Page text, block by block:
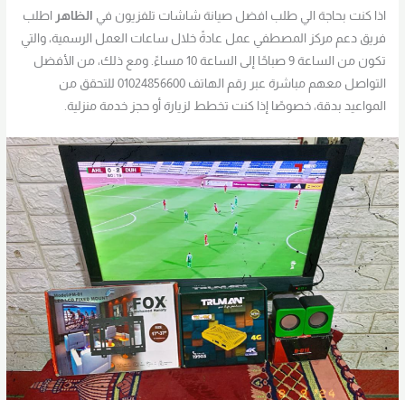
اذا كنت بحاجة الي طلب افضل صيانة شاشات تلفزيون في الظاهر اطلب
فريق دعم مركز المصطفي عمل عادةً خلال ساعات العمل الرسمية، والتي
تكون من الساعة 9 صباحًا إلى الساعة 10 مساءً. ومع ذلك، من الأفضل
التواصل معهم مباشرة عبر رقم الهاتف 01024856600 للتحقق من
المواعيد بدقة، خصوصًا إذا كنت تخطط لزيارة أو حجز خدمة منزلية.